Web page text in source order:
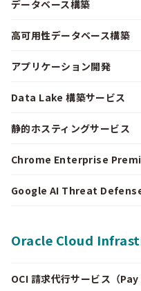
データベース構築
高可用性データベース構築
アプリケーション開発
Data Lake 構築サービス
静的ホスティングサービス
Chrome Enterprise
Google AI Threat Defense
Oracle Cloud
OCI 請求代行サービス（Pay